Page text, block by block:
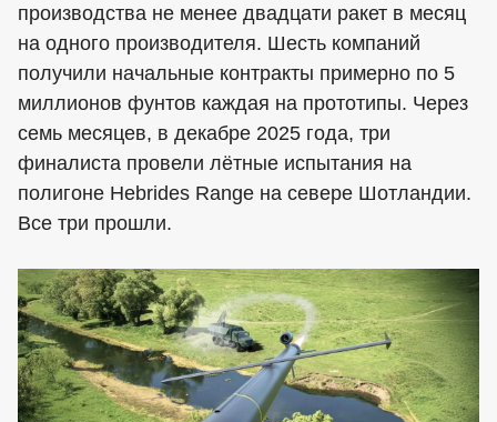
производства не менее двадцати ракет в месяц
на одного производителя. Шесть компаний
получили начальные контракты примерно по 5
миллионов фунтов каждая на прототипы. Через
семь месяцев, в декабре 2025 года, три
финалиста провели лётные испытания на
полигоне Hebrides Range на севере Шотландии.
Все три прошли.